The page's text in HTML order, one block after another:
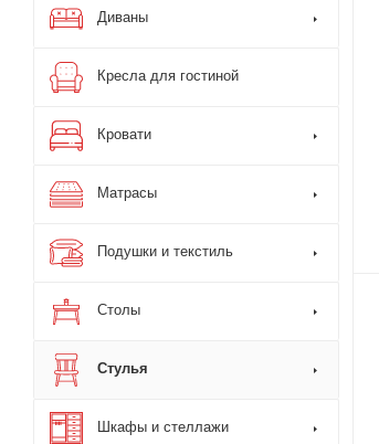
Диваны
Кресла для гостиной
Кровати
Матрасы
Подушки и текстиль
Столы
Стулья
Шкафы и стеллажи